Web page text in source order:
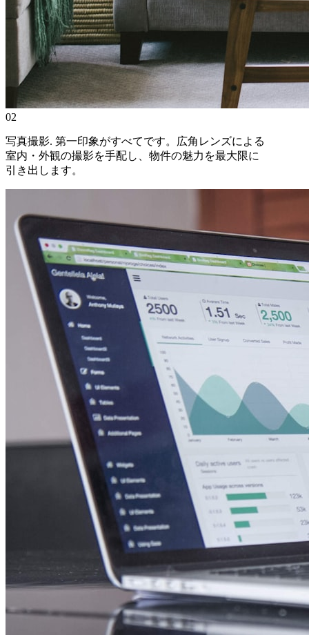
02
写真撮影. 第一印象がすべてです。広角レンズによる
室内・外観の撮影を手配し、物件の魅力を最大限に
引き出します。